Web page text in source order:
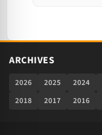
ARCHIVES
2026 2025 2024
2018
2017 2016